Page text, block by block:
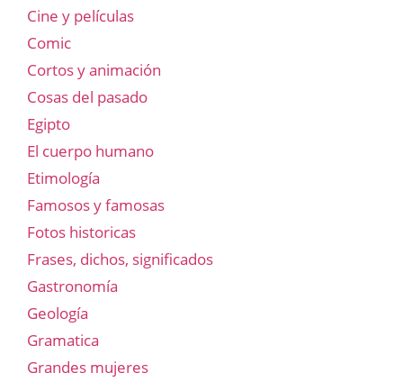
Cine y películas
Comic
Cortos y animación
Cosas del pasado
Egipto
El cuerpo humano
Etimología
Famosos y famosas
Fotos historicas
Frases, dichos, significados
Gastronomía
Geología
Gramatica
Grandes mujeres